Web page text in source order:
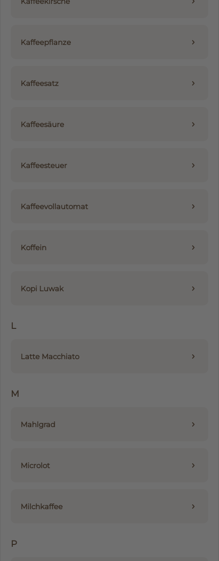
Kaffeepflanze
Kaffeesatz
Kaffeesäure
Kaffeesteuer
Kaffeevollautomat
Koffein
Kopi Luwak
L
Latte Macchiato
M
Mahlgrad
Microlot
Milchkaffee
P